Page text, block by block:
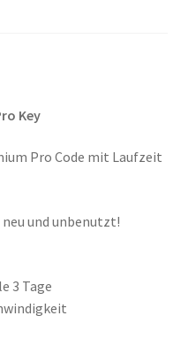
Key
Pro Code mit Laufzeit
und unbenutzt!
3 Tage